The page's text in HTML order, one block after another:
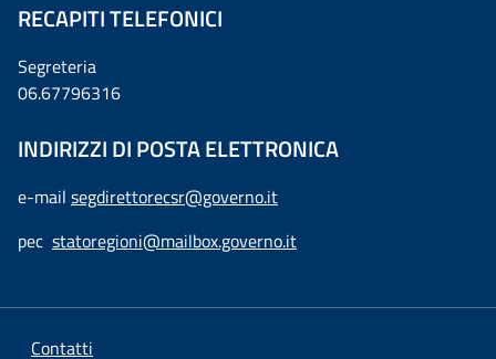
RECAPITI TELEFONICI
Segreteria
06.67796316
INDIRIZZI DI POSTA ELETTRONICA
e-mail segdirettorecsr@governo.it
pec statoregioni@mailbox.governo.it
Contatti